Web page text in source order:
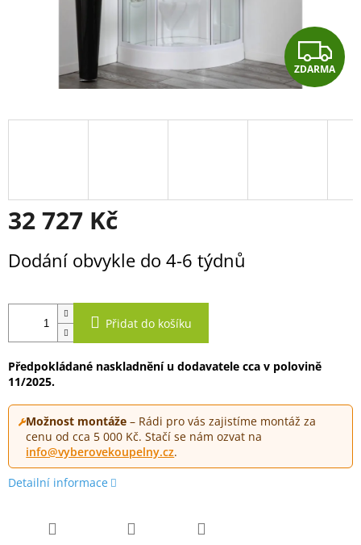
Z
D
A
ZDARMA
32 727 Kč
cena:
Dodání obvykle do 4-6 týdnů
Přidat do košíku
Předpokládané naskladnění u dodavatele cca v polovině
11/2025.
Možnost montáže – Rádi pro vás zajistíme montáž za
cenu od cca 5 000 Kč. Stačí se nám ozvat na
info@vyberovekoupelny.cz.
Detailní informace